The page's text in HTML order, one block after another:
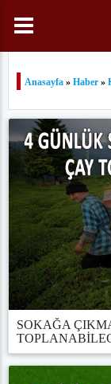
Anasayfa » Haber »
SOKAĞA